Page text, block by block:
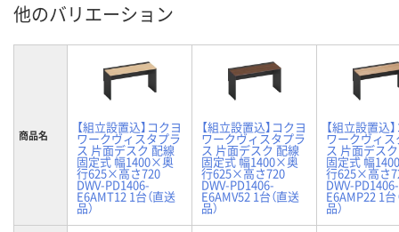
他のバリエーション
商品名 【組立設置込】コクヨ
ワークヴィスタプラ
ス 片面デスク 配線
固定式 幅1400×奥
行625×高さ720
DWV-PD1406-
E6AMT12 1台（直送
品）
【組立設置込】コクヨ
ワークヴィスタプラ
ス 片面デスク 配線
固定式 幅1400×奥
行625×高さ720
DWV-PD1406-
E6AMV52 1台（直送
品）
【組立設置込
ワークヴィ
ス 片面デス
固定式 幅
行625×高さ
DWV-PD1406-
E6AMP22 1台
品）